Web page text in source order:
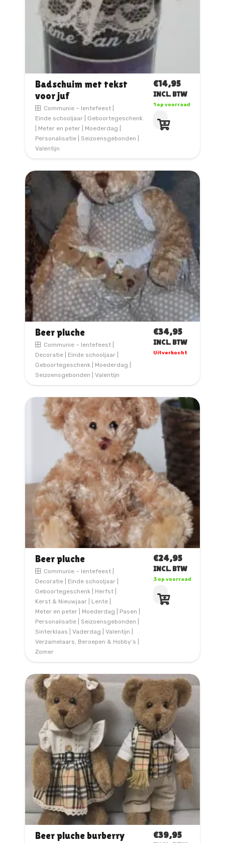
Badschuim met tekst
voor juf
Communie – lentefeest|
Einde schooljaar
Geboortegeschenk
Meter en peter Moederdag
Personalisatie
Seizoensgebonden
Valentijn
€14,95
INCL. BTW
1 op voorraad
Beer pluche
Communie – lentefeest|
Decoratie
Einde schooljaar
Geboortegeschenk
Moederdag
Seizoensgebonden
Valentijn
€34,95
INCL. BTW
Uitverkocht
Beer pluche
Communie – lentefeest|
Decoratie
Einde schooljaar
Geboortegeschenk
Herfst
Kerst & Nieuwjaar
Lente
Meter en peter
Moederdag Pasen
Personalisatie
Seizoensgebonden
Sinterklaas
Vaderdag Valentijn
Verzamelaars, Beroepen & Hobby’s
Zomer
€24,95
INCL. BTW
3 op voorraad
Beer pluche burberry €39,95